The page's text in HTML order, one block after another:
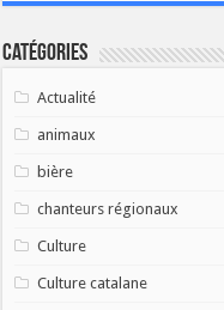
Catégories
Actualité
animaux
bière
chanteurs régionaux
Culture
Culture catalane